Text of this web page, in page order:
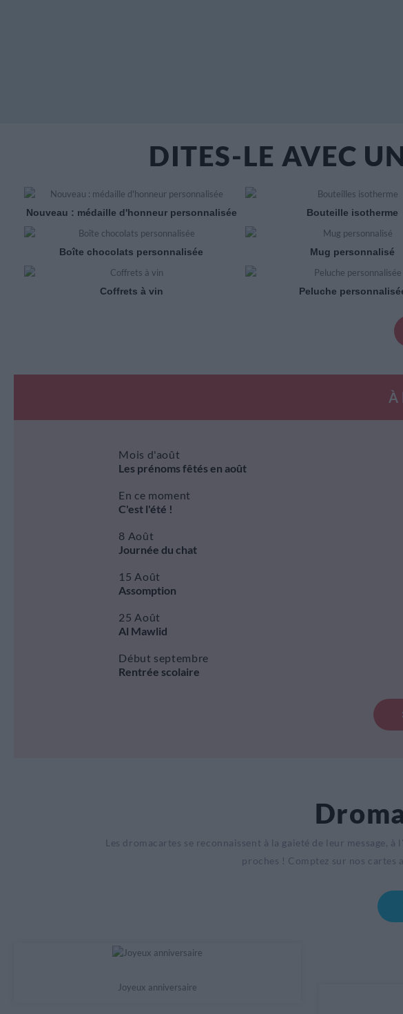
DITES-LE AVEC
Nouveau : médaille d'honneur personnalisée Bouteille isotherme
Boîte chocolats personnalisée Mug personnalisé
Coffrets à vin Peluche
À
Mois d'août
Les prénoms fêtés en août
En ce moment
C'est l'été !
8 Août
Journée du chat
15 Août
Assomption
25 Août
Al Mawlid
Début septembre
Rentrée scolaire
Les dromacartes se reconnaissent à la gaieté de leur message,
proches ! Comptez sur nos cartes
Joyeux anniversaire